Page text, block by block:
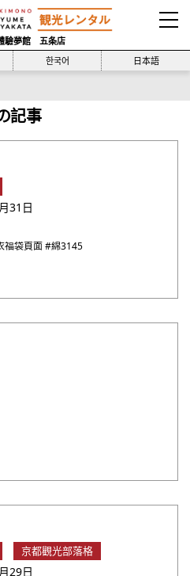
驗夢館 五条店
한국어 日本語
記事
31日
福袋頁面 #綿3145
京都觀光部落格
29日